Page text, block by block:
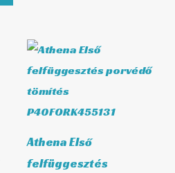
Athena Első
felfüggesztés